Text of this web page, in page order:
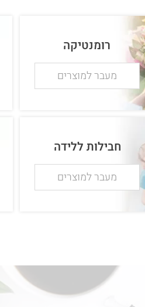
רומנטיקה
מעבר למוצרים
חבילות ללידה
מעבר למוצרים